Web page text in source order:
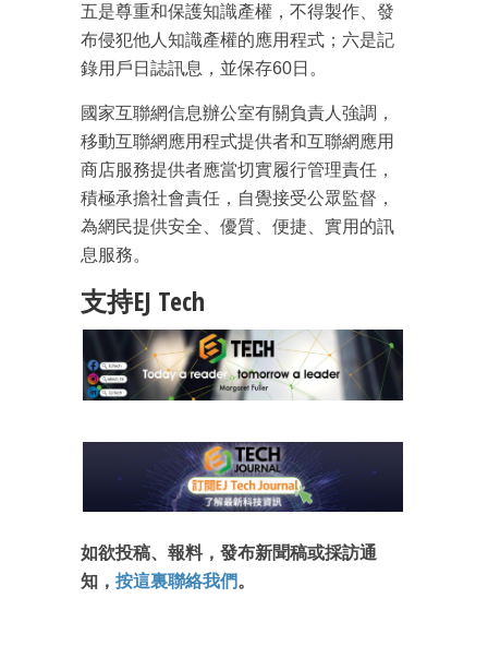
五是尊重和保護知識產權，不得製作、發
布侵犯他人知識產權的應用程式；六是記
錄用戶日誌訊息，並保存60日。
國家互聯網信息辦公室有關負責人強調，
移動互聯網應用程式提供者和互聯網應用
商店服務提供者應當切實履行管理責任，
積極承擔社會責任，自覺接受公眾監督，
為網民提供安全、優質、便捷、實用的訊
息服務。
支持EJ Tech
如欲投稿、報料，發布新聞稿或採訪通
知， 按這裏聯絡我們。